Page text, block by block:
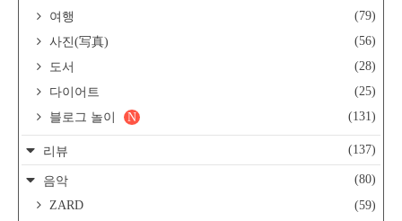
여행
(79)
사진(写真)
(56)
도서
(28)
다이어트
(25)
블로그 놀이
(131)
N
리뷰 (137)
음악
(80)
ZARD
(59)